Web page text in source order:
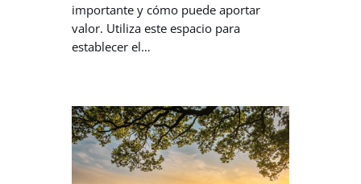
importante y cómo puede aportar
valor. Utiliza este espacio para
establecer el…